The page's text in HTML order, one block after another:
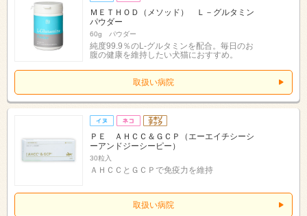
ＭＥＴＨＯＤ（メソッド） Ｌ－グルタミン
パウダー
60g パウダー
純度99.9％のL-グルタミンを配合。毎日のお
腹の健康を維持したい犬猫におすすめ。
取扱い病院
ＰＥ ＡＨＣＣ＆ＧＣＰ（エーエイチシーシ
ーアンドジーシーピー）
30粒入
ＡＨＣＣとＧＣＰで免疫力を維持
取扱い病院